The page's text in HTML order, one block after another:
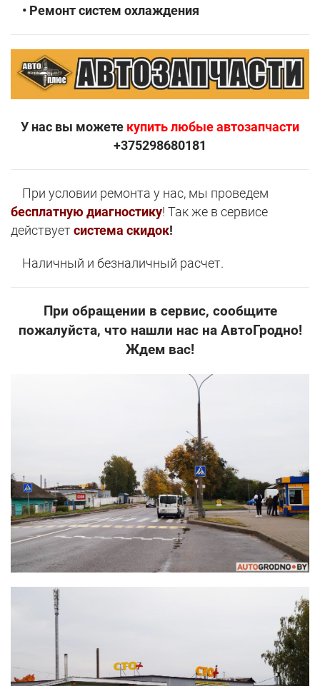
• Ремонт систем охлаждения
У нас вы можете купить любые автозапчасти
+375298680181
При условии ремонта у нас, мы проведем
бесплатную диагностику! Так же в сервисе
действуетсистема скидок!
Наличный и безналичный расчет.
При обращении в сервис, сообщите
пожалуйста, что нашли нас на АвтоГродно!
Ждем вас!